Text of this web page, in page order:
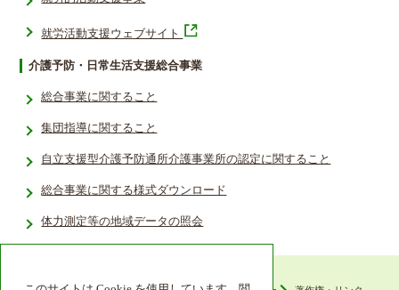
就労活動支援ウェブサイト
介護予防・日常生活支援総合事業
総合事業に関すること
集団指導に関すること
自立支援型介護予防通所介護事業所の認定に関すること
総合事業に関する様式ダウンロード
体力測定等の地域データの照会­